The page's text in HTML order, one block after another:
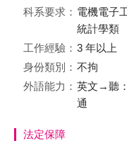
科系要求： 電機電子
統計學類
工作經驗： 3 年以上
身份類別： 不拘
外語能力： 英文→聽
通
法定保障